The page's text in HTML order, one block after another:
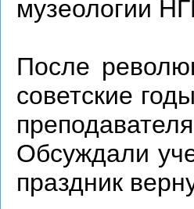
музеологии
После
советские
Обсуждали
праздник